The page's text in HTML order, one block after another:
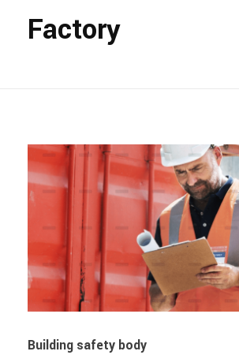
Factory
Building safety body